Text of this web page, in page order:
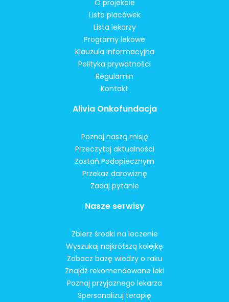
O projekcie
Lista placówek
Lista lekarzy
Programy lekowe
Klauzula informacyjna
Polityka prywatności
Regulamin
Kontakt
Alivia Onkofundacja
Poznaj naszą misję
Przeczytaj aktualności
Zostań Podopiecznym
Przekaż darowiznę
Zadaj pytanie
Nasze serwisy
Zbierz środki na leczenie
Wyszukaj najkrótszą kolejkę
Zobacz bazę wiedzy o raku
Znajdź rekomendowane leki
Poznaj przyjaznego lekarza
Spersonalizuj terapię